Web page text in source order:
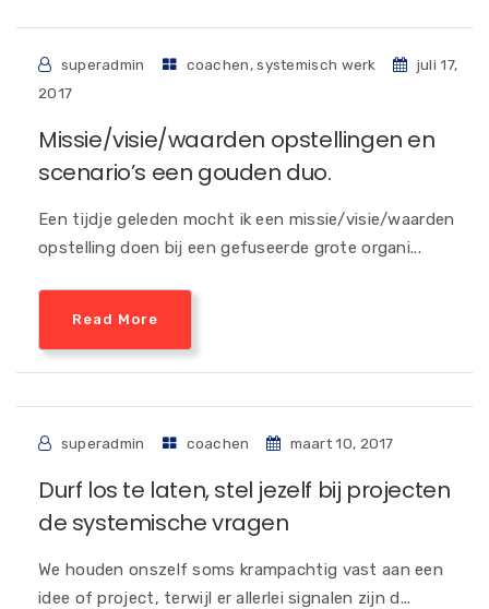
superadmin coachen,systemisch werk
juli 17,
2017
Missie/visie/waarden opstellingen en
scenario’s een gouden duo.
Een tijdje geleden mocht ik een missie/visie/waarden
opstelling doen bij een gefuseerde grote organi...
Read More
superadmin coachen maart 10, 2017
Durf los te laten, stel jezelf bij projecten
de systemische vragen
We houden onszelf soms krampachtig vast aan een
idee of project, terwijl er allerlei signalen zijn d...